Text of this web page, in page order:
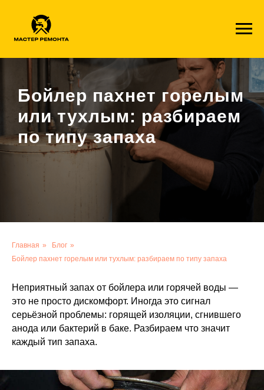
Бойлер пахнет горелым
или тухлым: разбираем
по типу запаха
Главная » Блог »
Бойлер пахнет горелым или тухлым: разбираем по типу запаха
Неприятный запах от бойлера или горячей воды —
это не просто дискомфорт. Иногда это сигнал
серьёзной проблемы: горящей изоляции, сгнившего
анода или бактерий в баке. Разбираем что значит
каждый тип запаха.